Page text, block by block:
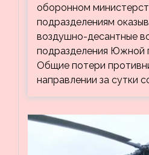
оборонном
подразделениям
воздушно-десантные
подразделения Южной
Общие потери
направлении за сутки